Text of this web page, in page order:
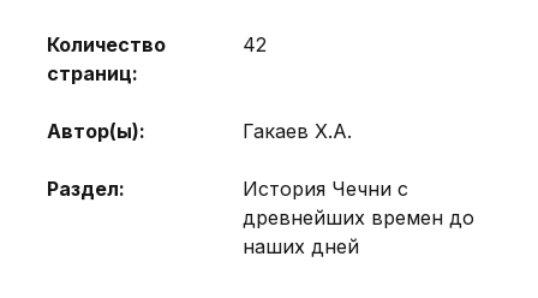
Количество
страниц:
42
Автор(ы): Гакаев Х.А.
Раздел:
История Чечни с
древнейших времен до
наших дней